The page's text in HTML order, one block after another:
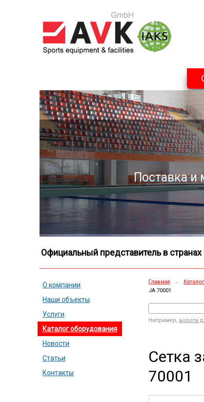
Поставка и
Официальный представитель в
О компании
Наши объекты
Услуги
Каталог оборудования
Новости
Статьи
Контакты
Главная → Каталог
JA 70001
Например, ворота
Сетка
70001